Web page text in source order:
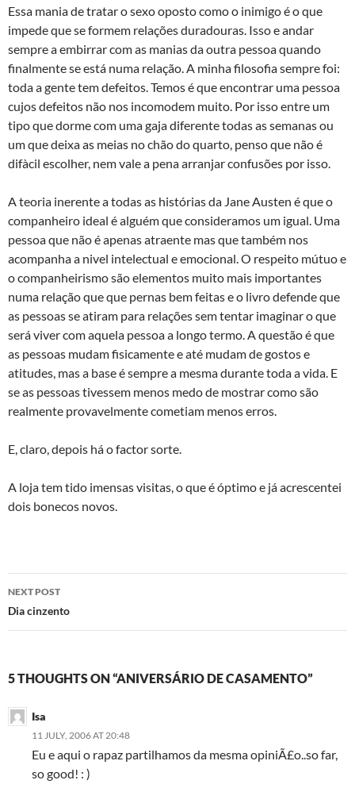
Essa mania de tratar o sexo oposto como o inimigo é o que
impede que se formem relações duradouras. Isso e andar
sempre a embirrar com as manias da outra pessoa quando
finalmente se está numa relação. A minha filosofia sempre foi:
toda a gente tem defeitos. Temos é que encontrar uma pessoa
cujos defeitos não nos incomodem muito. Por isso entre um
tipo que dorme com uma gaja diferente todas as semanas ou
um que deixa as meias no chão do quarto, penso que não é
difà­cil escolher, nem vale a pena arranjar confusões por isso.
A teoria inerente a todas as histórias da Jane Austen é que o
companheiro ideal é alguém que consideramos um igual. Uma
pessoa que não é apenas atraente mas que também nos
acompanha a nivel intelectual e emocional. O respeito mútuo e
o companheirismo são elementos muito mais importantes
numa relação que que pernas bem feitas e o livro defende que
as pessoas se atiram para relações sem tentar imaginar o que
será viver com aquela pessoa a longo termo. A questão é que
as pessoas mudam fisicamente e até mudam de gostos e
atitudes, mas a base é sempre a mesma durante toda a vida. E
se as pessoas tivessem menos medo de mostrar como são
realmente provavelmente cometiam menos erros.
E, claro, depois há o factor sorte.
A loja tem tido imensas visitas, o que é óptimo e já acrescentei
dois bonecos novos.
Post
navigation
NEXT POST
Dia cinzento
5 THOUGHTS ON “ANIVERSÁRIO DE CASAMENTO”
Isa
11 JULY, 2006 AT 20:48
Eu e aqui o rapaz partilhamos da mesma opiniÃ£o..so far,
so good! : )